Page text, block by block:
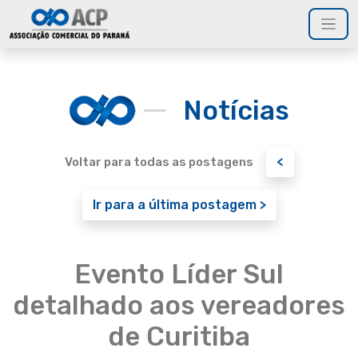
Notícias
Voltar para todas as postagens <
Ir para a última postagem >
Evento Líder Sul
detalhado aos vereadores
de Curitiba